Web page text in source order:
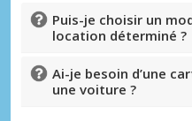
Puis-je choisir un
location déterminé ?
Ai-je besoin d’une
une voiture ?